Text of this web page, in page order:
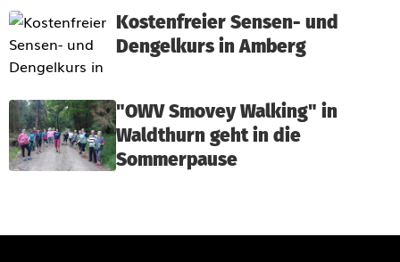
Kostenfreier Sensen- und
Dengelkurs in Amberg
"OWV Smovey Walking" in
Waldthurn geht in die
Sommerpause